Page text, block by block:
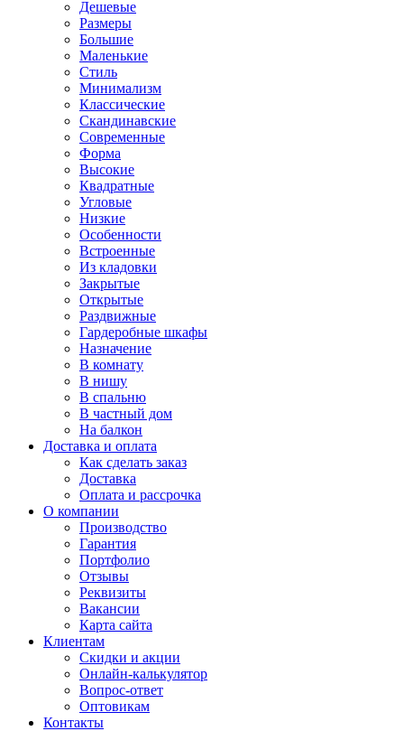
Дешевые
Размеры
Большие
Маленькие
Стиль
Минимализм
Классические
Скандинавские
Современные
Форма
Высокие
Квадратные
Угловые
Низкие
Особенности
Встроенные
Из кладовки
Закрытые
Открытые
Раздвижные
Гардеробные шкафы
Назначение
В комнату
В нишу
В спальню
В частный дом
На балкон
Доставка и оплата
Как сделать заказ
Доставка
Оплата и рассрочка
О компании
Производство
Гарантия
Портфолио
Отзывы
Реквизиты
Вакансии
Карта сайта
Клиентам
Скидки и акции
Онлайн-калькулятор
Вопрос-ответ
Оптовикам
Контакты